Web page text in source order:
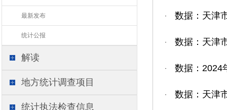
最新发布
统计公报
解读
地方统计调查项目
统计执法检查信息
· 数据：天津
· 数据：天津
· 数据：2024
· 数据：天津